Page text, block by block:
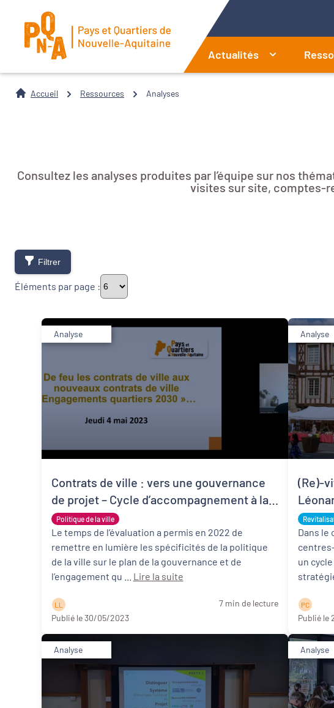
Actualités
Accueil Ressources Analyses
Consultez les analyses produites par l’équipe sur nos
visites sur site, comptes-
Filtrer
Éléments par page :
Thématiques
Politique de la ville
villes
Date de publication
Analyse
Politique de la ville
Contrats de ville : vers une gouvernance
de projet – Cycle d’accompagnement à la
préparation des contrats de ville
Le temps de l’évaluation a permis en 2022 de
remettre en lumière les spécificités de la politique
de la ville sur le plan de la gouvernance et de
Lire la suite
L L
7 min de lecture
Publié le 30/05/2023
Analyse
(Re)-
Dans le
un
P C
Publié le
Analyse Analyse